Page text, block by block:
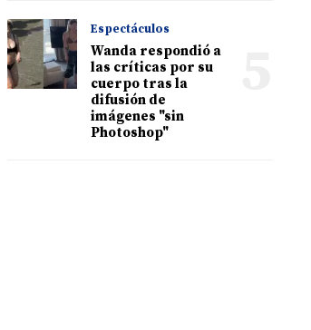
Espectáculos
Wanda respondió a
las críticas por su
cuerpo tras la
difusión de
imágenes "sin
Photoshop"